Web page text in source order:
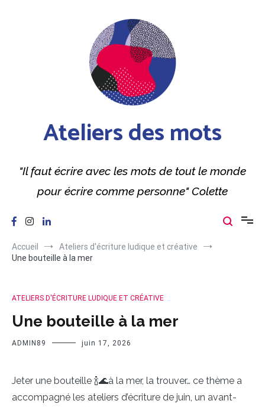
Ateliers des mots
"Il faut écrire avec les mots de tout le monde
pour écrire comme personne" Colette
Accueil
Ateliers d'écriture ludique et créative
Une bouteille à la mer
ATELIERS D'ÉCRITURE LUDIQUE ET CRÉATIVE
Une bouteille à la mer
ADMIN89 juin 17, 2026
Jeter une bouteille 🍾🌊à la mer, la trouver… ce thème a
accompagné les ateliers d’écriture de juin, un avant-